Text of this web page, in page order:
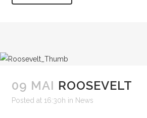
09 MAI ROOSEVELT
Posted at 16:30h in News